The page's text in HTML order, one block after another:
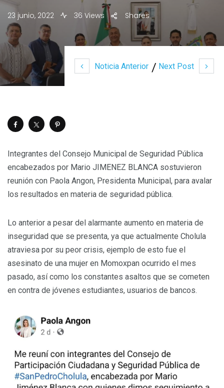
Noticia Anterior Next Post
23 junio, 2022 36 Views Shares
Integrantes del Consejo Municipal de Seguridad Pública
encabezados por Mario JIMENEZ BLANCA sostuvieron
reunión con Paola Angon, Presidenta Municipal, para avalar
los resultados en materia de seguridad pública.
Lo anterior a pesar del alarmante aumento en materia de
inseguridad que se presenta, ya que actualmente Cholula
atraviesa por su peor crisis, ejemplo de esto fue el
asesinato de una mujer en Momoxpan ocurrido el mes
pasado, así como los constantes asaltos que se cometen
en contra de jóvenes estudiantes, usuarios de bancos.